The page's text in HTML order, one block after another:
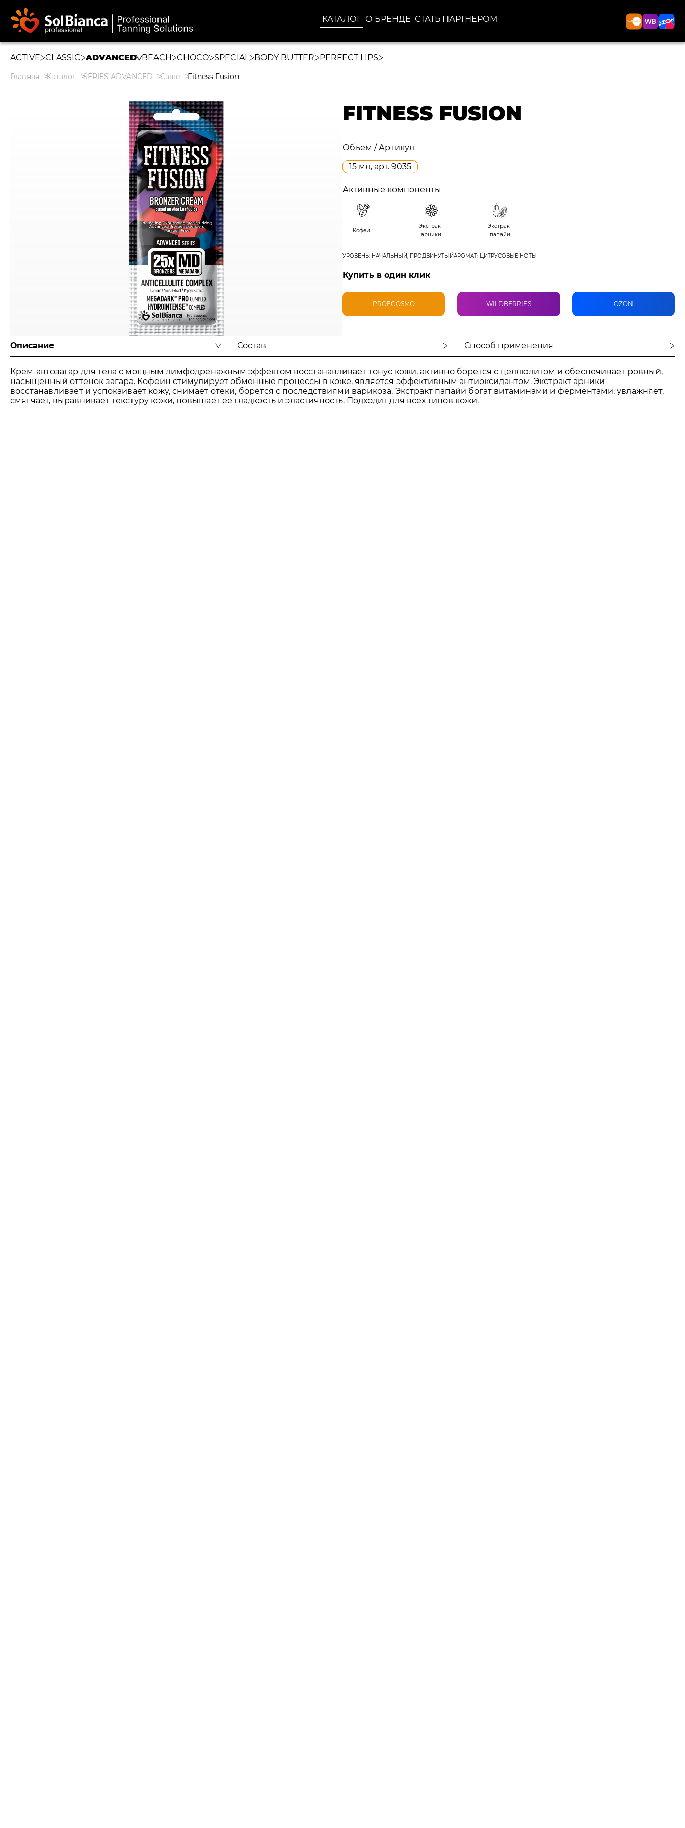
ACTIVE CLASSIC ADVANCED BEACH CHOCO SPECIAL BODY BUTTER PERFECT LIPS
Главная Каталог SERIES ADVANCED Саше Fitness Fusion
FITNESS FUSION
Объем / Артикул
15 мл, арт. 9035
Активные компоненты
Кофеин
Экстракт
арники
Экстракт
папайи
УРОВЕНЬ: НАЧАЛЬНЫЙ, ПРОДВИНУТЫЙАРОМАТ: ЦИТРУСОВЫЕ НОТЫ
Купить в один клик
PROFCOSMO WILDBERRIES OZON
Описание Состав Способ применения
Крем-автозагар для тела с мощным лимфодренажным эффектом восстанавливает тонус кожи, активно борется с целлюлитом и обеспечивает ровный,
насыщенный оттенок загара. Кофеин стимулирует обменные процессы в коже, является эффективным антиоксидантом. Экстракт арники
восстанавливает и успокаивает кожу, снимает отёки, борется с последствиями варикоза. Экстракт папайи богат витаминами и ферментами, увлажняет,
смягчает, выравнивает текстуру кожи, повышает ее гладкость и эластичность. Подходит для всех типов кожи.
КАТАЛОГ О БРЕНДЕ СТАТЬ ПАРТНЕРОМ